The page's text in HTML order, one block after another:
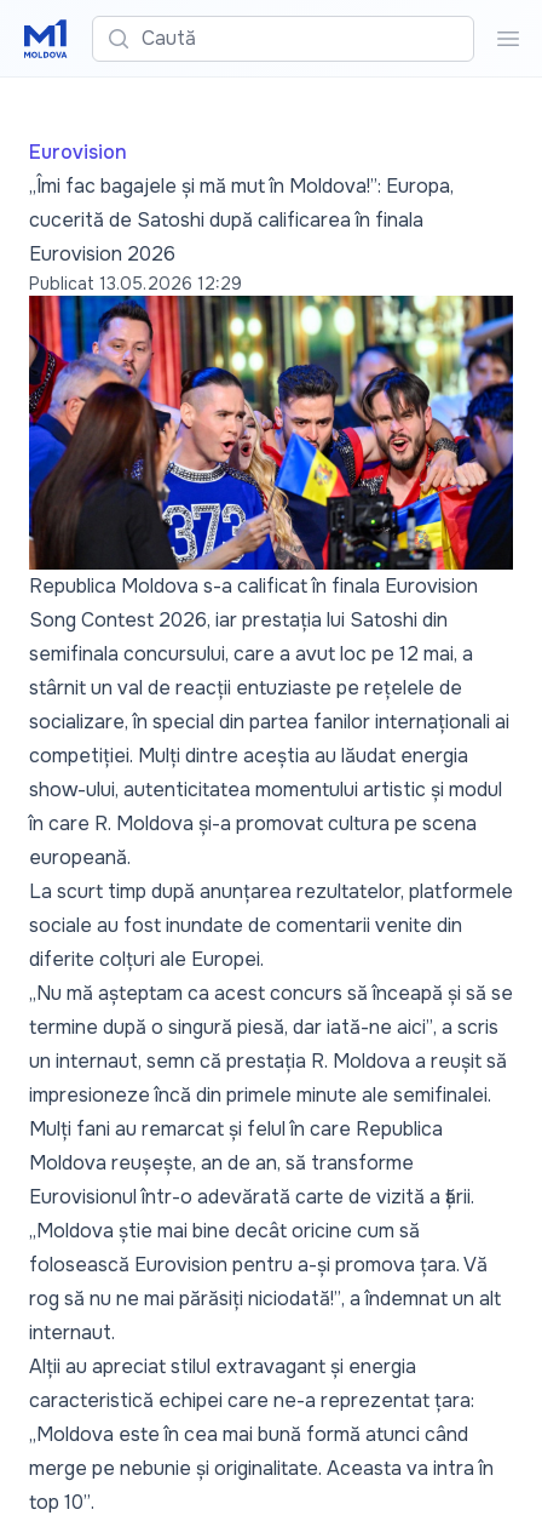
Caută
Eurovision
„Îmi fac bagajele și mă mut în Moldova!”: Europa,
cucerită de Satoshi după calificarea în finala
Eurovision 2026
Publicat 13.05.2026 12:29
Republica Moldova s-a calificat în finala Eurovision
Song Contest 2026, iar prestația lui Satoshi din
semifinala concursului, care a avut loc pe 12 mai, a
stârnit un val de reacții entuziaste pe rețelele de
socializare, în special din partea fanilor internaționali ai
competiției. Mulți dintre aceștia au lăudat energia
show-ului, autenticitatea momentului artistic și modul
în care R. Moldova și-a promovat cultura pe scena
europeană.
La scurt timp după anunțarea rezultatelor, platformele
sociale au fost inundate de comentarii venite din
diferite colțuri ale Europei.
„Nu mă așteptam ca acest concurs să înceapă și să se
termine după o singură piesă, dar iată-ne aici”, a scris
un internaut, semn că prestația R. Moldova a reușit să
impresioneze încă din primele minute ale semifinalei.
Mulți fani au remarcat și felul în care Republica
Moldova reușește, an de an, să transforme
Eurovisionul într-o adevărată carte de vizită a țării.
„Moldova știe mai bine decât oricine cum să
folosească Eurovision pentru a-și promova țara. Vă
rog să nu ne mai părăsiți niciodată!”, a îndemnat un alt
internaut.
Alții au apreciat stilul extravagant și energia
caracteristică echipei care ne-a reprezentat țara:
„Moldova este în cea mai bună formă atunci când
merge pe nebunie și originalitate. Aceasta va intra în
top 10”.